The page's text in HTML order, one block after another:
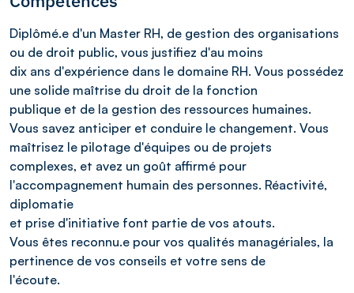
Diplômé.e d'un Master RH, de gestion des organisations
ou de droit public, vous justifiez d'au moins
dix ans d'expérience dans le domaine RH. Vous possédez
une solide maîtrise du droit de la fonction
publique et de la gestion des ressources humaines.
Vous savez anticiper et conduire le changement. Vous
maîtrisez le pilotage d'équipes ou de projets
complexes, et avez un goût affirmé pour
l'accompagnement humain des personnes. Réactivité,
diplomatie
et prise d'initiative font partie de vos atouts.
Vous êtes reconnu.e pour vos qualités managériales, la
pertinence de vos conseils et votre sens de
l'écoute.